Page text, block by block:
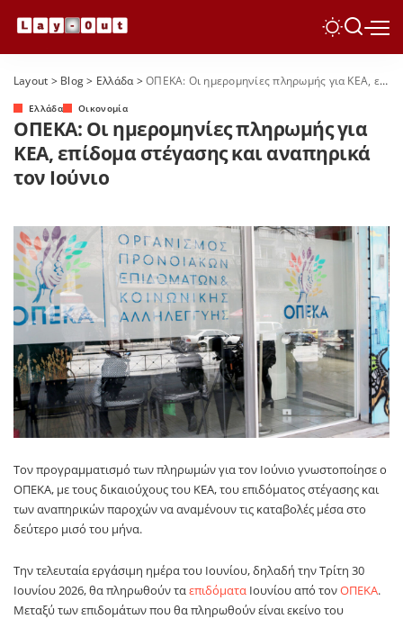
Layout > Blog> Ελλάδα>ΟΠΕΚΑ: Οι ημερομηνίες πληρωμής για ΚΕΑ, επίδομα στέγασης και αναπηρικά τον Ιούνιο
Ελλάδα Οικονομία
ΟΠΕΚΑ: Οι ημερομηνίες πληρωμής για
ΚΕΑ, επίδομα στέγασης και αναπηρικά
τον Ιούνιο
Τον προγραμματισμό των πληρωμών για τον Ιούνιο γνωστοποίησε ο
ΟΠΕΚΑ, με τους δικαιούχους του ΚΕΑ, του επιδόματος στέγασης και
των αναπηρικών παροχών να αναμένουν τις καταβολές μέσα στο
δεύτερο μισό του μήνα.
Την τελευταία εργάσιμη ημέρα του Ιουνίου, δηλαδή την Τρίτη 30
Ιουνίου 2026, θα πληρωθούν ταεπιδόματα Ιουνίου από τονΟΠΕΚΑ.
Μεταξύ των επιδομάτων που θα πληρωθούν είναι εκείνο του